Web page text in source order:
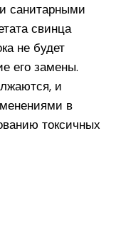
санитарными
свинца
не будет
его замены.
и
в
токсичных